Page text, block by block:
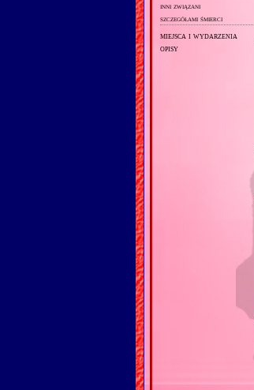
inni związani
szczegółami śmierci
miejsca i wydarzenia
opisy